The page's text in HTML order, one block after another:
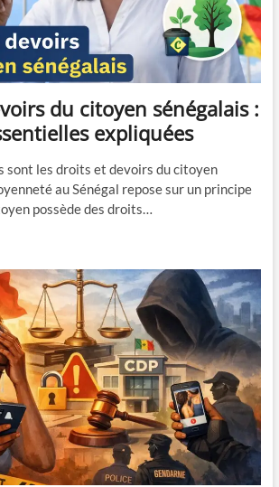
du citoyen sénégalais :
expliquées
sont les droits et devoirs du citoyen
au Sénégal repose sur un principe
possède des droits…